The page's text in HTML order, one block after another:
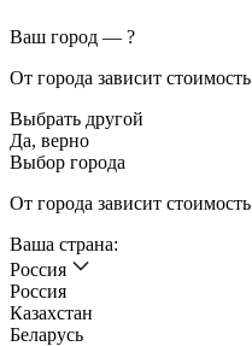
Ваш город — ?
От города зависит
Выбрать другой
Да, верно
Выбор города
От города зависит
Ваша страна:
Россия
Россия
Казахстан
Беларусь